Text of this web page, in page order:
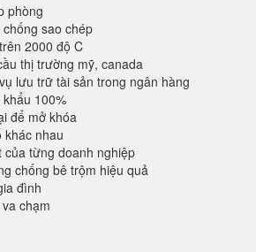
phòng
sao chép
2000 độ C
thị trường mỹ, canada
lưu trữ tài sản trong ngân hàng
100%
để mở khóa
khác nhau
của từng doanh nghiệp
chống bê trộm hiệu quả
đình
chạm